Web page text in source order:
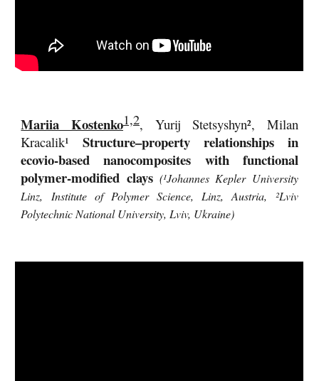
Mariia Kostenko1,2, Yurij Stetsyshyn², Milan
Kracalik¹Structure–property relationships in
ecovio-based nanocomposites with functional
polymer-modified clays (¹Johannes Kepler University
Linz, Institute of Polymer Science, Linz, Austria, ²Lviv
Polytechnic National University, Lviv, Ukraine)